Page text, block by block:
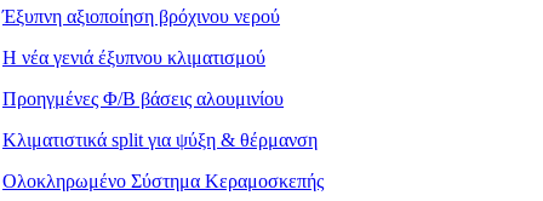
Έξυπνη αξιοποίηση βρόχινου νερού
Η νέα γενιά έξυπνου κλιματισμού
Προηγμένες Φ/Β βάσεις αλουμινίου
Κλιματιστικά split για ψύξη & θέρμανση
Ολοκληρωμένο Σύστημα Κεραμοσκεπής